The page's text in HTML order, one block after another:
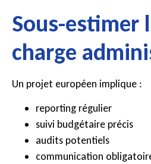
Sous-estimer
charge
Un projet européen implique :
reporting régulier
suivi budgétaire précis
audits potentiels
communication